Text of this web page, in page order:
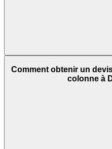
Comment obtenir un
colonne à